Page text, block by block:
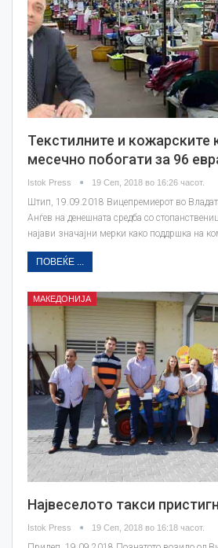
Текстилните и кожарските
месечно побогати за 96
Istok Press 19 Сеп, 2018 во 16:26 часот.
Штип, 19.09.2018 Вицепремиерот во
Анѓев на денешната средба со
најави значајни мерки како поддршка на
ПОВЕЌЕ ...
МАКЕДОНИЈА
Највеселото такси
Istok Press 19 Сеп, 2018 во 16:18 часот.